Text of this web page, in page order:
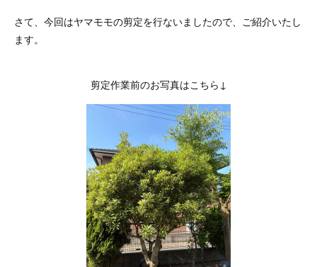
さて、今回はヤマモモの剪定を行ないましたので、ご紹介いたし
ます。
剪定作業前のお写真はこちら↓